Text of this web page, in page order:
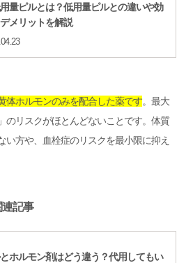
量ピルとは？低用量ピルとの違いや効
メリットを解説
体ホルモンのみを配合した薬です。最大
のリスクがほとんどないことです。体質
い方や、血栓症のリスクを最小限に抑え
記事
ホルモン剤はどう違う？代用してもい